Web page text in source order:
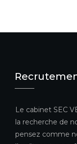
Le cabinet SEC
la recherche de
pensez comme